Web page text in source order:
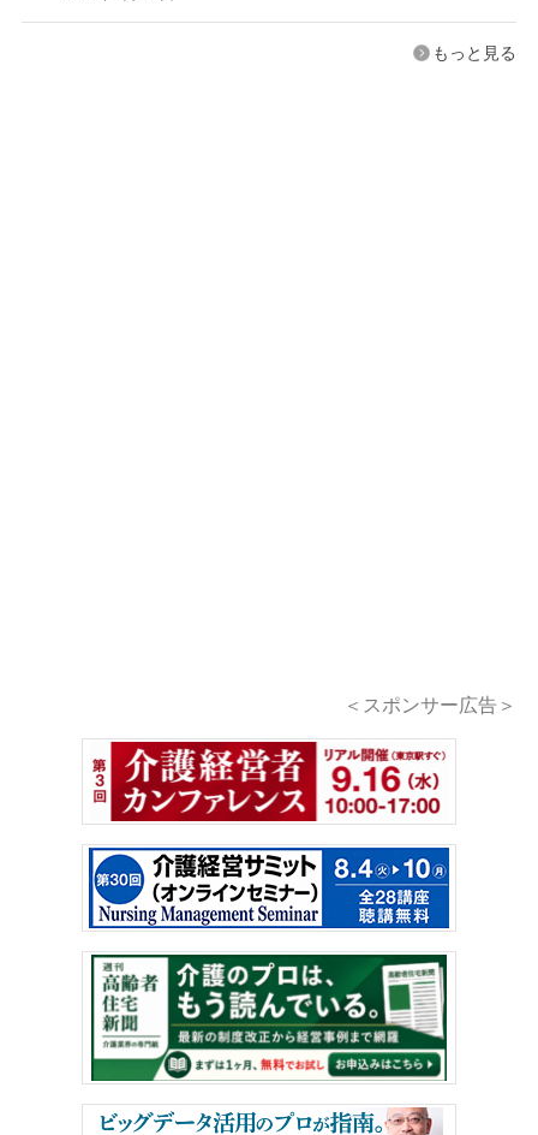
もっと見る
＜スポンサー広告＞